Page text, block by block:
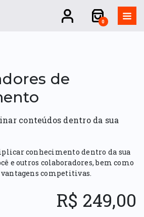
0
de
conteúdos dentro da sua
conhecimento dentro da sua
e outros colaboradores, bem como
competitivas.
R$ 249,00